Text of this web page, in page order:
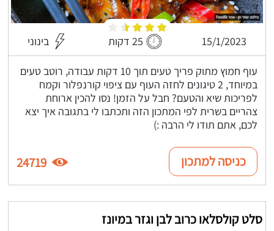
15/1/2023 25 דקות בינוני
עוף חמוץ מתוק פריך טעים תוך 10 דקות עבודה, רוטב טעים
במיוחד, 2 טיגונים לחזה העוף עם ציפוי קורנפלור וקמח
לפריכות שיא והטעם? חבל על הזמן! נסו להכין ארוחת
צהריים בשרית לפי המתכון הזה ותכתבו לי בתגובה איך יצא
לכם, אתם תודו לי הרבה :)
כניסה למתכון 24719
סלט קולסלאו כרוב לבן וגזר במיונז